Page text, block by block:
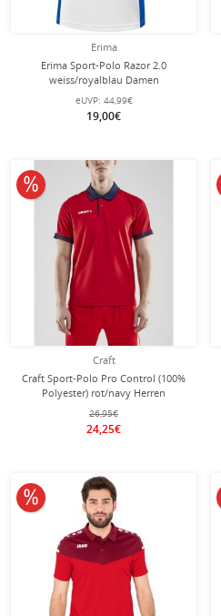
Erima
Erima Sport-Polo Razor 2.0
weiss/royalblau Damen
eUVP: 44,99€
19,00€
Craft
Craft Sport-Polo Pro Control (100%
Polyester) rot/navy Herren
26,95€
24,25€
10% reduziert
10% reduziert